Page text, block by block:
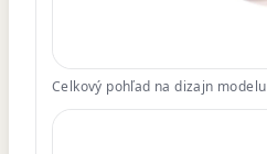
Celkový pohľad na dizajn modelu